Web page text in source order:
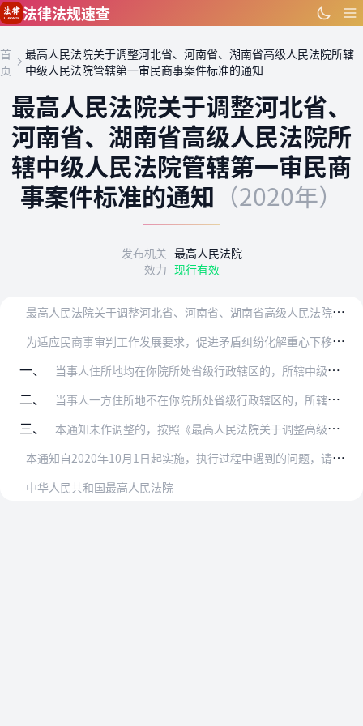
跳到主要内容
法律法规速查
首
页
最高人民法院关于调整河北省、河南省、湖南省高级人民法院所辖
中级人民法院管辖第一审民商事案件标准的通知
最高人民法院关于调整河北省、
河南省、湖南省高级人民法院所
辖中级人民法院管辖第一审民商
事案件标准的通知 （2020年）
发布机关 最高人民法院
效力 现行有效
最
高人民法院关于调整河北省、河南省、湖南省高级人民法院所辖中级人民法院管辖第一审民商事案件标准的通知河北省、河南省、湖南省高级人民法院：
为
适应民商事审判工作发展要求，促进矛盾纠纷化解重心下移，现就调整你院所辖中级人民法院管辖第一审民商事案件的标准问题，通知如下：
一、
当事人住所地均在你院所处省级行政辖区的，所辖中级人民法院管辖诉讼标的额1亿元以上的第一审民商事案件。
二、 当事人一方住所地不在你院所处省级行政辖区的，所辖中级人民法院管辖诉讼标的额5000万元以上的第一审民商事案件。
三、 本通知未作调整的，按照《最高人民法院关于调整高级人民法院和中级人民法院管辖第一审民商事案件标准的通知》（法发〔2015〕7号）、《最高人民法院关于调整部分高级人…
本
通知自2020年10月1日起实施，执行过程中遇到的问题，请及时报告我院。
中华人民共和国最高人民法院